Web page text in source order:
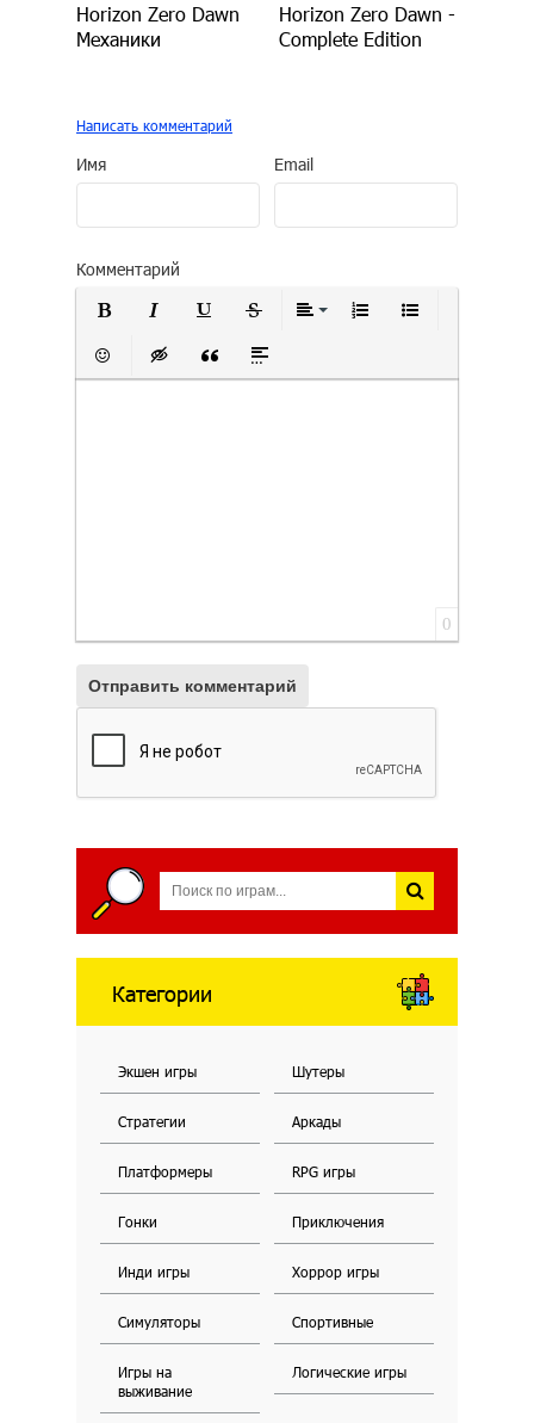
Horizon Zero Dawn
Механики
Horizon Zero Dawn -
Complete Edition
Написать комментарий
Имя Email
Комментарий
Полужирный
Вставить смайлик
Вставка скрытого текста
Вставка цитаты
Вставка спойлера
0
Отправить комментарий
Категории
Экшен игры Шутеры
Стратегии Аркады
Платформеры RPG игры
Гонки Приключения
Инди игры Хоррор игры
Симуляторы Спортивные
Игры на
выживание
Логические игры